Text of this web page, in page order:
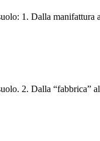
1. Dalla manifattura
2. Dalla “fabbrica”